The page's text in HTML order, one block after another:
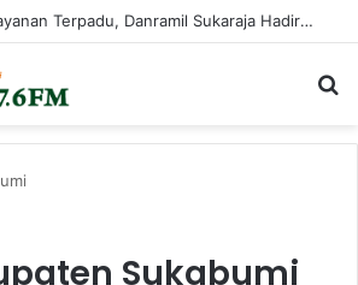
TNI Dukung Pelayanan Terpadu, Danramil Sukaraja Hadiri Rekam E-KTP, Pemeriksaan Mata, dan Bazar UMKM di Bojongsawah
Sukabumi